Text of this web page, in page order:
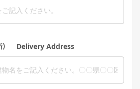
） Delivery Address